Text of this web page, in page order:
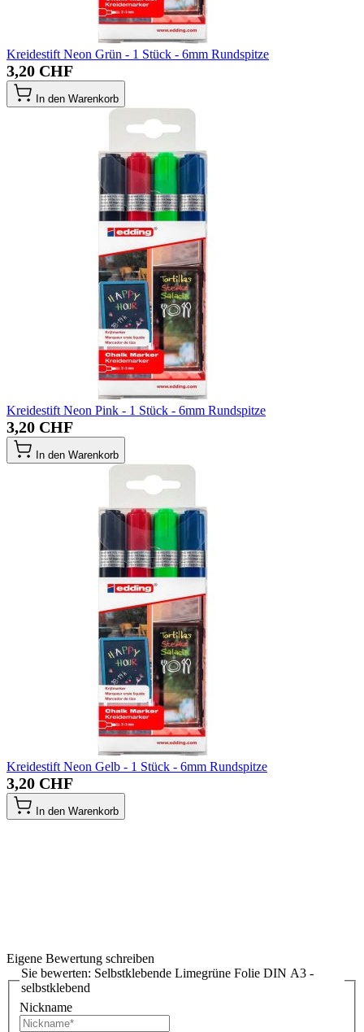
Kreidestift Neon Grün - 1 Stück - 6mm Rundspitze
3,20 CHF
In den Warenkorb
Kreidestift Neon Pink - 1 Stück - 6mm Rundspitze
3,20 CHF
In den Warenkorb
Kreidestift Neon Gelb - 1 Stück - 6mm Rundspitze
3,20 CHF
In den Warenkorb
Eigene Bewertung schreiben
Sie bewerten: Selbstklebende Limegrüne Folie DIN A3 -
selbstklebend
Nickname